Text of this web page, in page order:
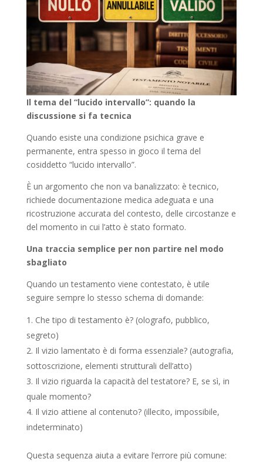
Il tema del “lucido intervallo”: quando la
discussione si fa tecnica
Quando esiste una condizione psichica grave e
permanente, entra spesso in gioco il tema del
cosiddetto “lucido intervallo”.
È un argomento che non va banalizzato: è tecnico,
richiede documentazione medica adeguata e una
ricostruzione accurata del contesto, delle circostanze e
del momento in cui l’atto è stato formato.
Una traccia semplice per non partire nel modo
sbagliato
Quando un testamento viene contestato, è utile
seguire sempre lo stesso schema di domande:
Che tipo di testamento è? (olografo, pubblico,
segreto)
Il vizio lamentato è di forma essenziale? (autografia,
sottoscrizione, elementi strutturali dell’atto)
Il vizio riguarda la capacità del testatore? E, se sì, in
quale momento?
Il vizio attiene al contenuto? (illecito, impossibile,
indeterminato)
Questa sequenza aiuta a evitare l’errore più comune: